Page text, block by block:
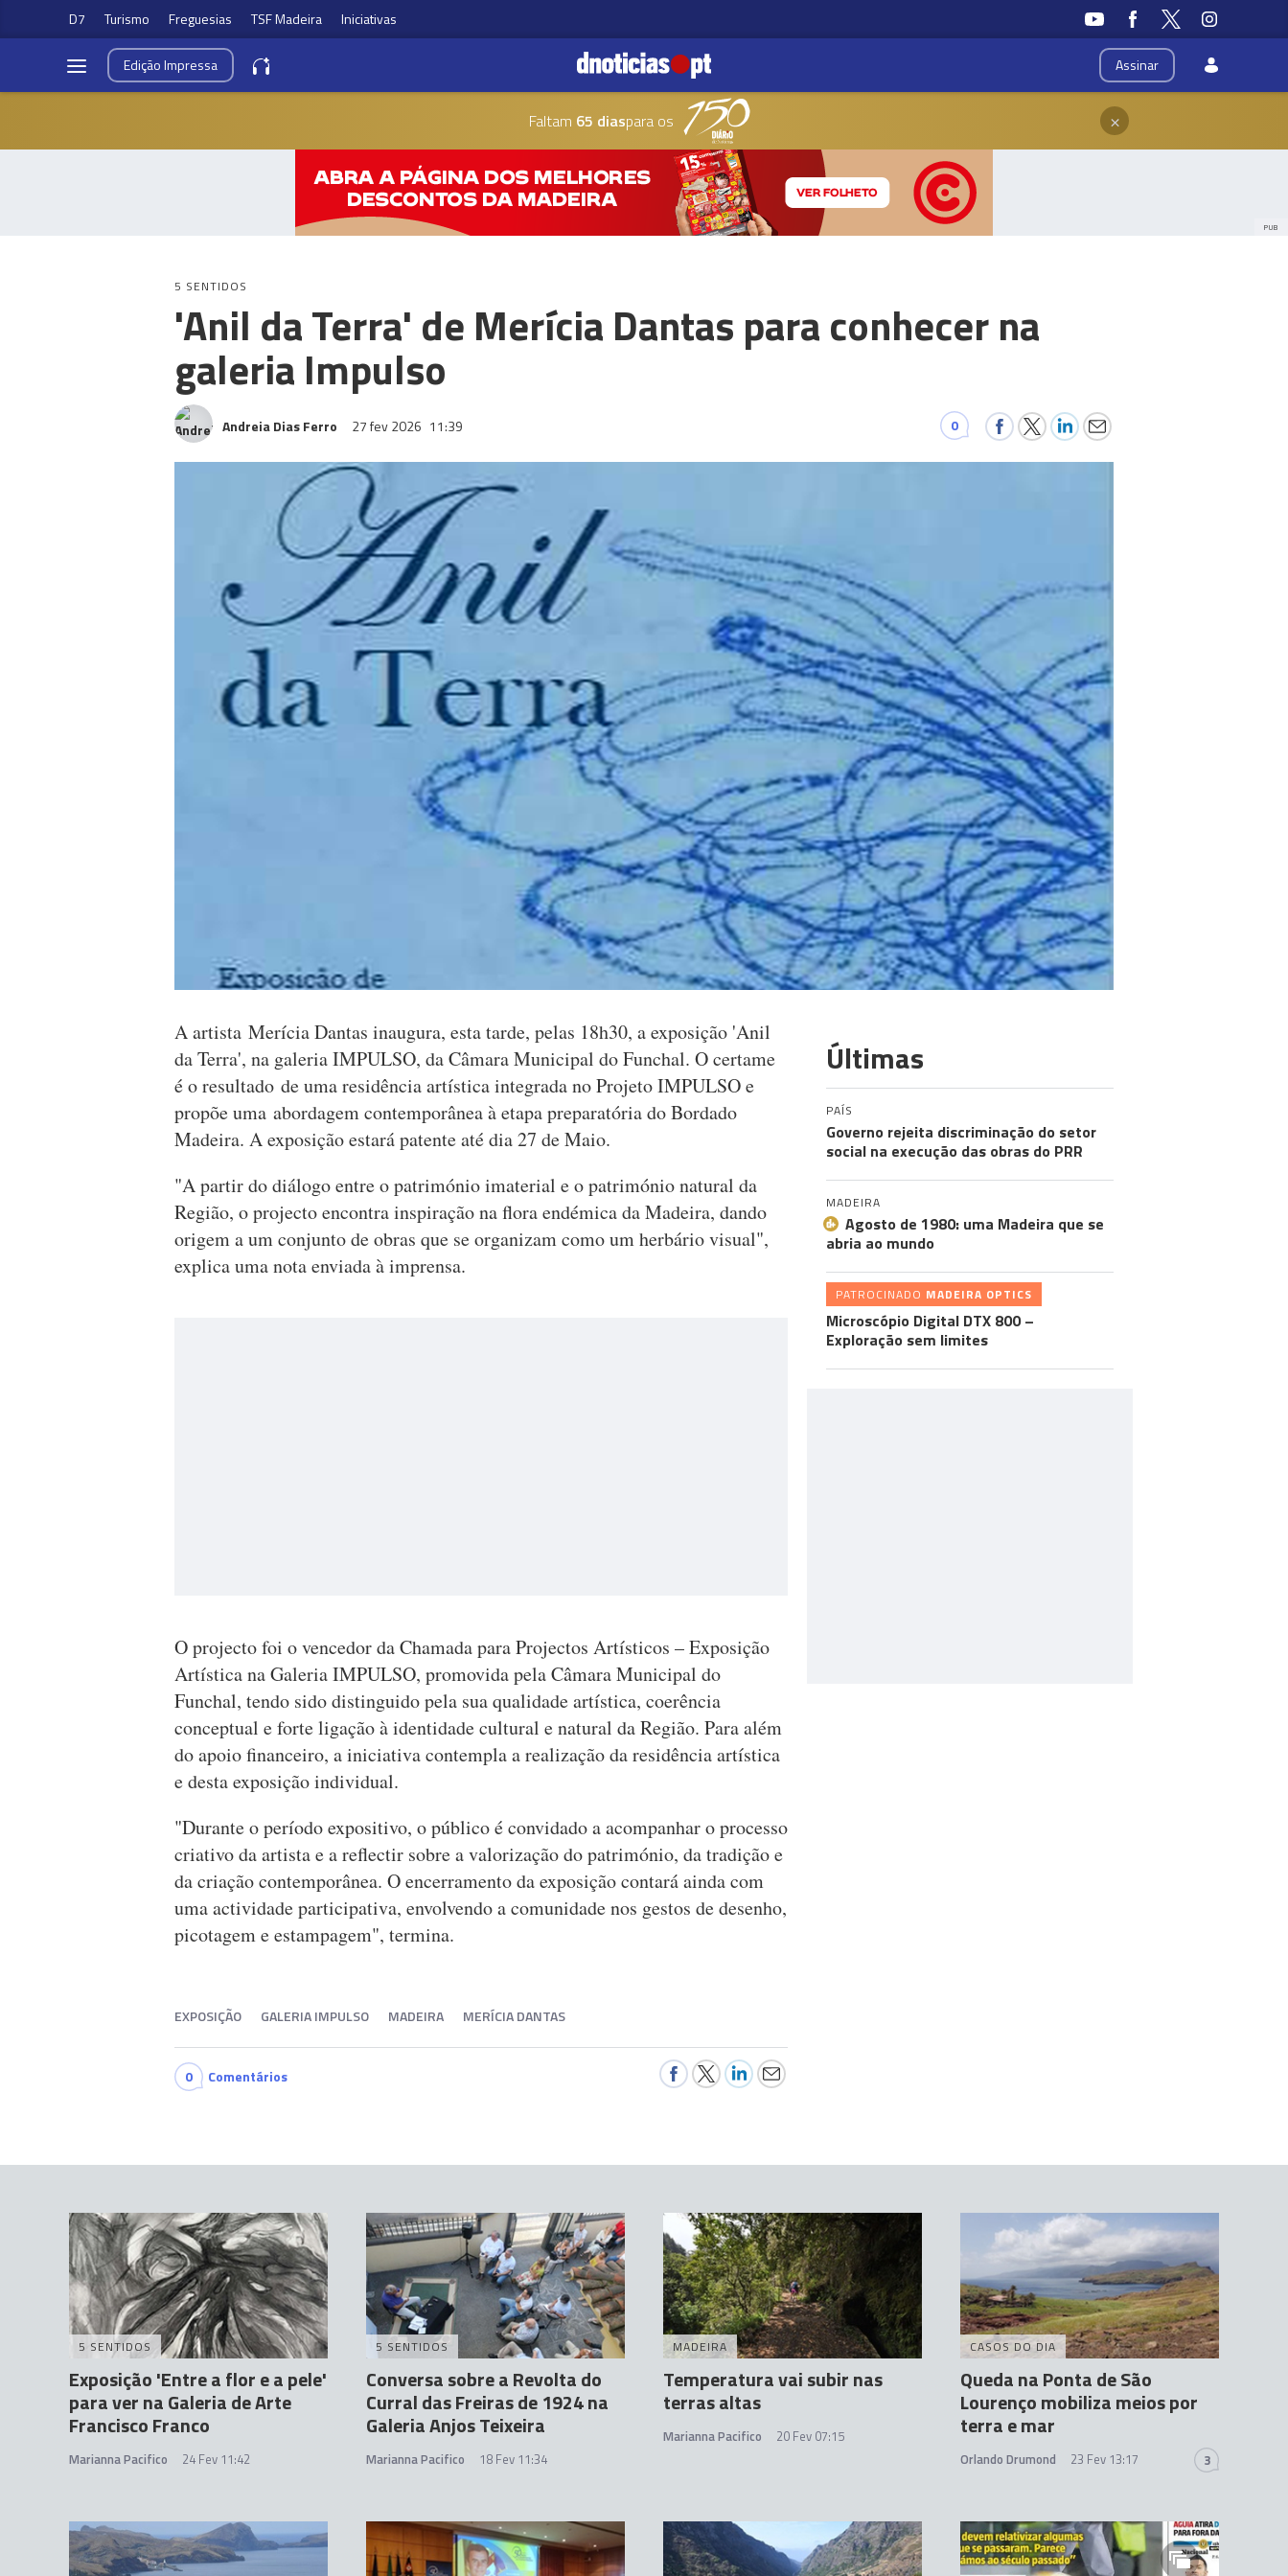
D7 Turismo Freguesias TSF Madeira Iniciativas
Assinar
EdiçãoImpressa
Faltam 65 diaspara os ×
PUB
5 SENTIDOS
'Anil da Terra' de Merícia Dantas para conhecer na
galeria Impulso
Andreia Dias Ferro 27 fev 2026 11:39 0
A artista Merícia Dantas inaugura, esta tarde, pelas 18h30, a exposição 'Anil
da Terra', na galeria IMPULSO, da Câmara Municipal do Funchal. O certame
é o resultado de uma residência artística integrada no Projeto IMPULSO e
propõe uma abordagem contemporânea à etapa preparatória do Bordado
Madeira. A exposição estará patente até dia 27 de Maio.
"A partir do diálogo entre o património imaterial e o património natural da
Região, o projecto encontra inspiração na flora endémica da Madeira, dando
origem a um conjunto de obras que se organizam como um herbário visual",
explica uma nota enviada à imprensa.
O projecto foi o vencedor da Chamada para Projectos Artísticos – Exposição
Artística na Galeria IMPULSO, promovida pela Câmara Municipal do
Funchal, tendo sido distinguido pela sua qualidade artística, coerência
conceptual e forte ligação à identidade cultural e natural da Região. Para além
do apoio financeiro, a iniciativa contempla a realização da residência artística
e desta exposição individual.
"Durante o período expositivo, o público é convidado a acompanhar o processo
criativo da artista e a reflectir sobre a valorização do património, da tradição e
da criação contemporânea. O encerramento da exposição contará ainda com
uma actividade participativa, envolvendo a comunidade nos gestos de desenho,
picotagem e estampagem", termina.
EXPOSIÇÃO GALERIA IMPULSO MADEIRA MERÍCIA DANTAS
0 Comentários
Últimas
PAÍS
Governo rejeita discriminação do setor
social na execução das obras do PRR
MADEIRA
Agosto de 1980: uma Madeira que se
abria ao mundo
PATROCINADO MADEIRA OPTICS
Microscópio Digital DTX 800 –
Exploração sem limites
5 SENTIDOS
Exposição 'Entre a flor e a pele'
para ver na Galeria de Arte
Francisco Franco
Marianna Pacifico 24 Fev 11:42
5 SENTIDOS
Conversa sobre a Revolta do
Curral das Freiras de 1924 na
Galeria Anjos Teixeira
Marianna Pacifico 18 Fev 11:34
MADEIRA
Temperatura vai subir nas
terras altas
Marianna Pacifico 20 Fev 07:15
CASOS DO DIA
Queda na Ponta de São
Lourenço mobiliza meios por
terra e mar
Orlando Drumond 23 Fev 13:17 3